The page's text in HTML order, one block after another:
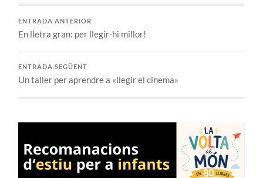
ENTRADA ANTERIOR
En lletra gran: per llegir-hi millor!
ENTRADA SEGÜENT
Un taller per aprendre a «llegir el cinema»